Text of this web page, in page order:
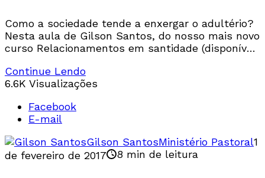
Como a sociedade tende a enxergar o adultério?
Nesta aula de Gilson Santos, do nosso mais novo
curso Relacionamentos em santidade (disponível
panorama histórico social do adultério e as
respostas que as Sagradas Escrituras dão ao
Continue Lendo
6.6K Visualizações
Facebook
E-mail
Gilson SantosMinistério Pastoral1
de fevereiro de 2017
8 min de leitura